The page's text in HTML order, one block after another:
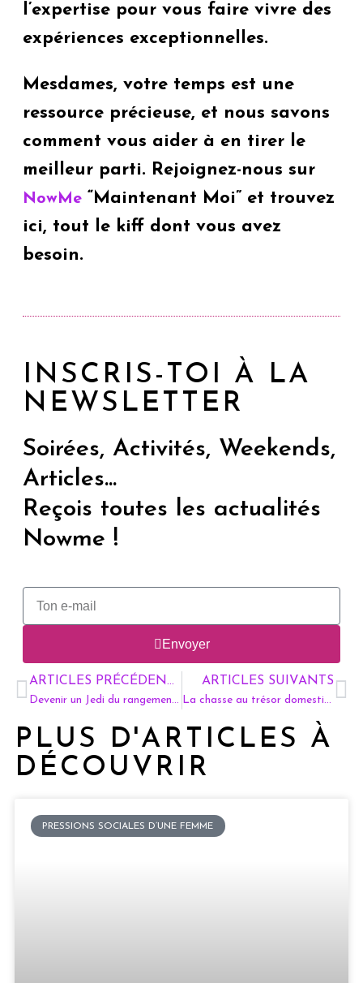
l’expertise pour vous faire vivre des
expériences exceptionnelles.
Mesdames, votre temps est une
ressource précieuse, et nous savons
comment vous aider à en tirer le
meilleur parti. Rejoignez-nous sur
NowMe “Maintenant Moi” et trouvez
ici, tout le kiff dont vous avez
besoin.
INSCRIS-TOI À LA
NEWSLETTER
Soirées, Activités, Weekends,
Articles...
Reçois toutes les actualités
Nowme !
Envoyer
ARTICLES PRÉCÉDENTS
Devenir un Jedi du rangement : secrets pour un foyer ordonné sans magie
ARTICLES SUIVANTS
La chasse au trésor domestique : trouver des objets sans solliciter sa conjointe
PLUS D'ARTICLES À
DÉCOUVRIR
PRESSIONS SOCIALES D’UNE FEMME